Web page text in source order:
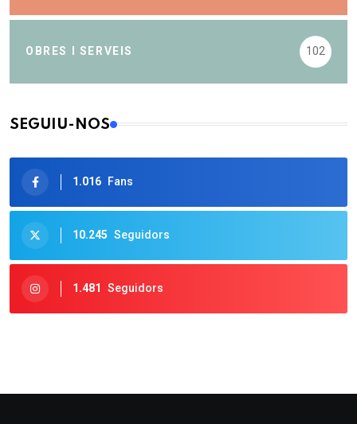
OBRES I SERVEIS 102
SEGUIU-NOS
1.016 Fans
10.245 Seguidors
1.481 Seguidors